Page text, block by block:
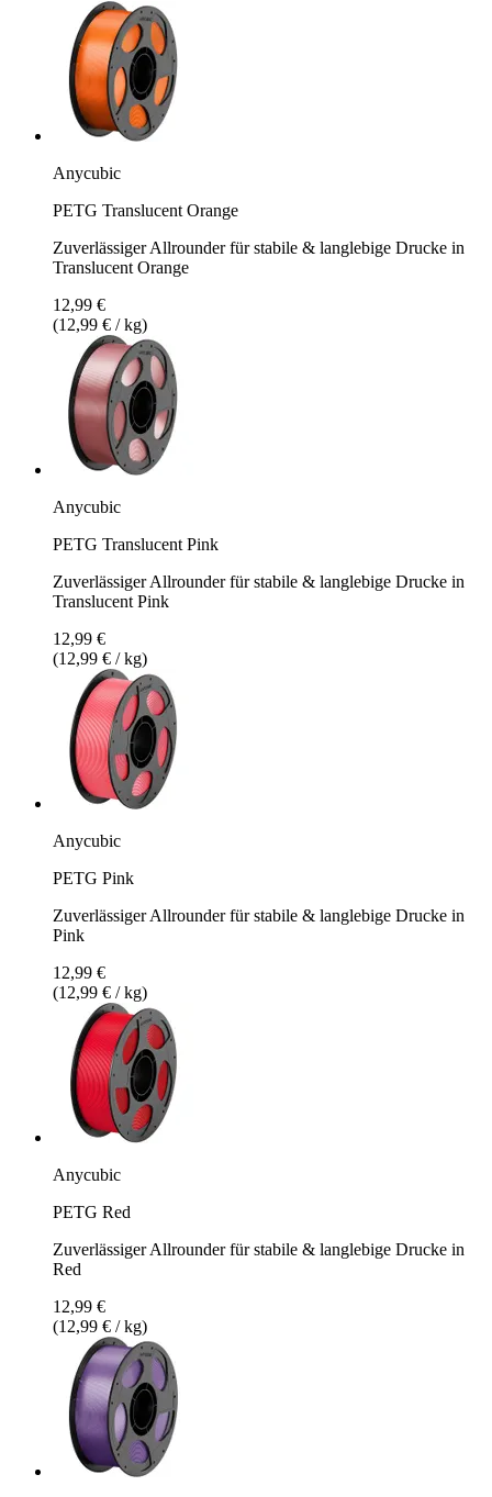
Anycubic
PETG Translucent Orange
Zuverlässiger Allrounder für stabile & langlebige Drucke in
Translucent Orange
12,99 €
(12,99 € / kg)
Anycubic
PETG Translucent Pink
Zuverlässiger Allrounder für stabile & langlebige Drucke in
Translucent Pink
12,99 €
(12,99 € / kg)
Anycubic
PETG Pink
Zuverlässiger Allrounder für stabile & langlebige Drucke in
Pink
12,99 €
(12,99 € / kg)
Anycubic
PETG Red
Zuverlässiger Allrounder für stabile & langlebige Drucke in
Red
12,99 €
(12,99 € / kg)